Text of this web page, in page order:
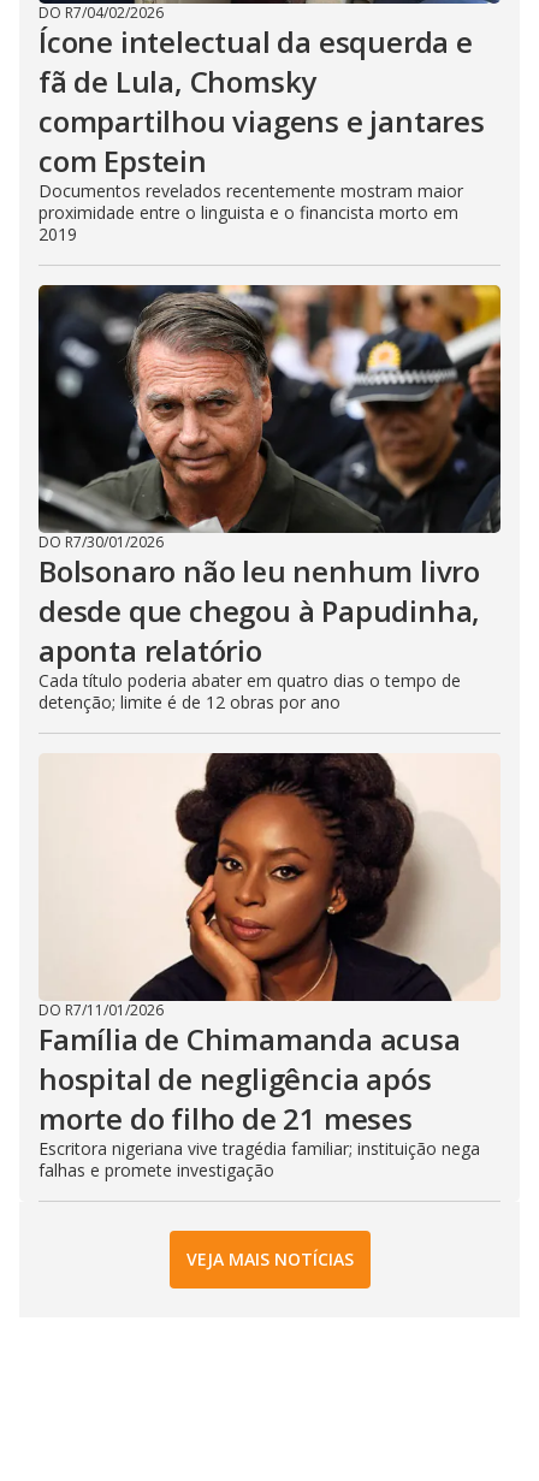
DO R7/04/02/2026
Ícone intelectual da esquerda e
fã de Lula, Chomsky
compartilhou viagens e jantares
com Epstein
Documentos revelados recentemente mostram maior
proximidade entre o linguista e o financista morto em
2019
DO R7/30/01/2026
Bolsonaro não leu nenhum livro
desde que chegou à Papudinha,
aponta relatório
Cada título poderia abater em quatro dias o tempo de
detenção; limite é de 12 obras por ano
DO R7/11/01/2026
Família de Chimamanda acusa
hospital de negligência após
morte do filho de 21 meses
Escritora nigeriana vive tragédia familiar; instituição nega
falhas e promete investigação
VEJA MAIS NOTÍCIAS